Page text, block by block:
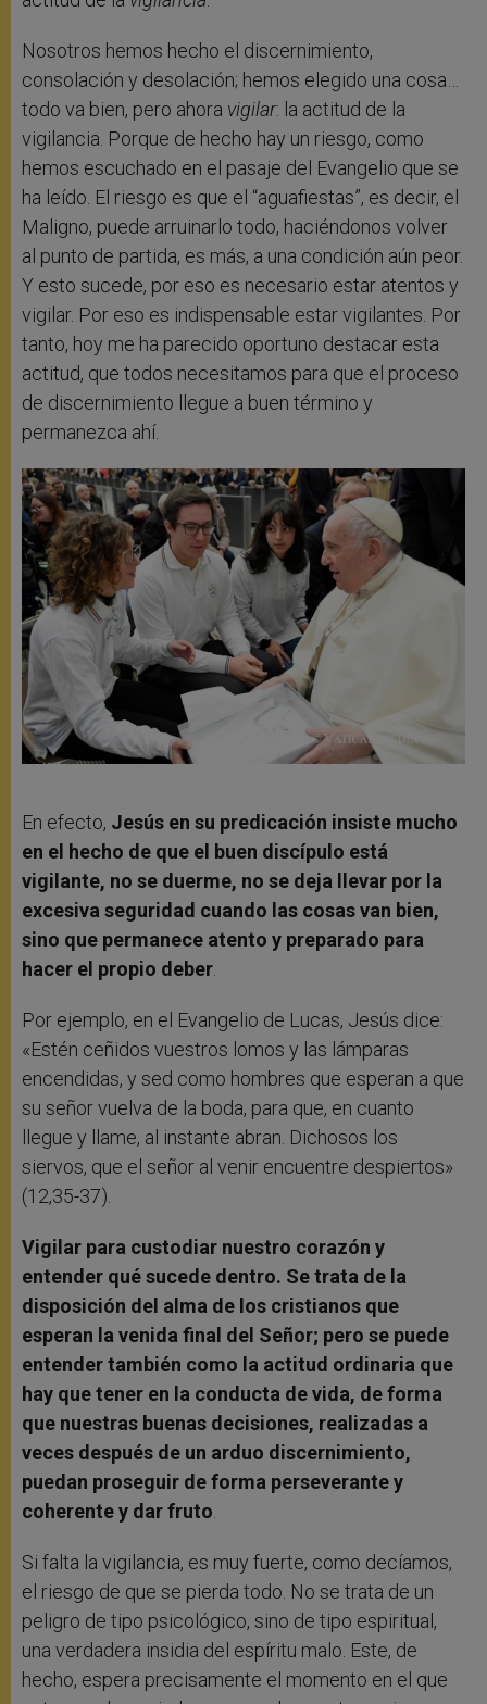
Nosotros hemos hecho el discernimiento,
consolación y desolación; hemos elegido una cosa…
todo va bien, pero ahora vigilar: la actitud de la
vigilancia. Porque de hecho hay un riesgo, como
hemos escuchado en el pasaje del Evangelio que se
ha leído. El riesgo es que el “aguafiestas”, es decir, el
Maligno, puede arruinarlo todo, haciéndonos volver
al punto de partida, es más, a una condición aún peor.
Y esto sucede, por eso es necesario estar atentos y
vigilar. Por eso es indispensable estar vigilantes. Por
tanto, hoy me ha parecido oportuno destacar esta
actitud, que todos necesitamos para que el proceso
de discernimiento llegue a buen término y
permanezca ahí.
En efecto, Jesús en su predicación insiste mucho
en el hecho de que el buen discípulo está
vigilante, no se duerme, no se deja llevar por la
excesiva seguridad cuando las cosas van bien,
sino que permanece atento y preparado para
hacer el propio deber.
Por ejemplo, en el Evangelio de Lucas, Jesús dice:
«Estén ceñidos vuestros lomos y las lámparas
encendidas, y sed como hombres que esperan a que
su señor vuelva de la boda, para que, en cuanto
llegue y llame, al instante abran. Dichosos los
siervos, que el señor al venir encuentre despiertos»
(12,35-37).
Vigilar para custodiar nuestro corazón y
entender qué sucede dentro. Se trata de la
disposición del alma de los cristianos que
esperan la venida final del Señor; pero se puede
entender también como la actitud ordinaria que
hay que tener en la conducta de vida, de forma
que nuestras buenas decisiones, realizadas a
veces después de un arduo discernimiento,
puedan proseguir de forma perseverante y
coherente y dar fruto.
Si falta la vigilancia, es muy fuerte, como decíamos,
el riesgo de que se pierda todo. No se trata de un
peligro de tipo psicológico, sino de tipo espiritual,
una verdadera insidia del espíritu malo. Este, de
hecho, espera precisamente el momento en el que